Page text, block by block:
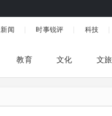
新闻 时事锐评 科技
教育 文化 文旅